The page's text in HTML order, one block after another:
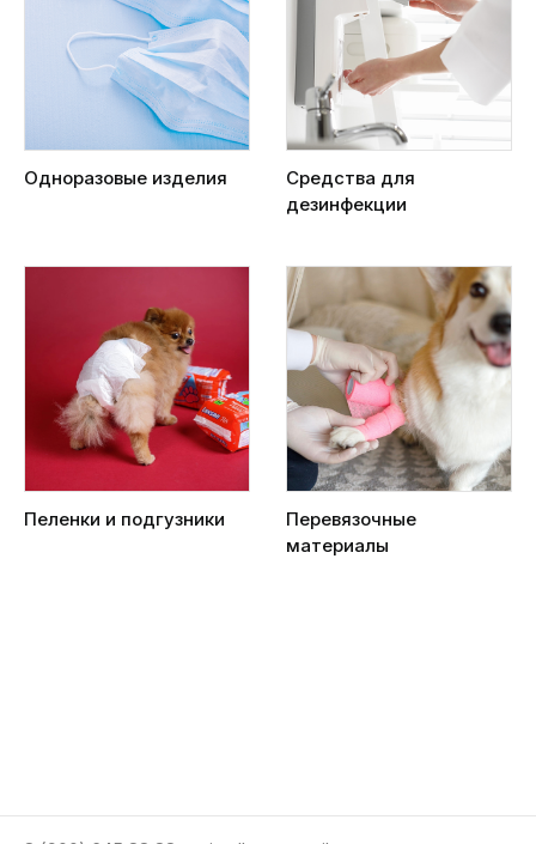
Одноразовые изделия
Средства для
дезинфекции
Пеленки и подгузники
Перевязочные
материалы